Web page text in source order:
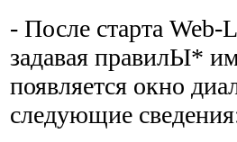
- После старта
задавая правилЫ*
появляется окно
следующие